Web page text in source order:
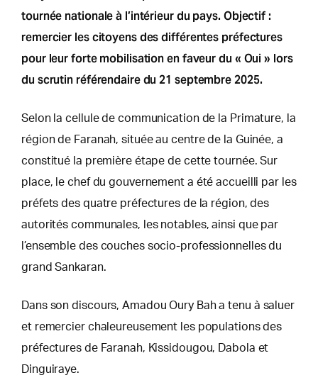
tournée nationale à l’intérieur du pays. Objectif :
remercier les citoyens des différentes préfectures
pour leur forte mobilisation en faveur du « Oui » lors
du scrutin référendaire du 21 septembre 2025.
Selon la cellule de communication de la Primature, la
région de Faranah, située au centre de la Guinée, a
constitué la première étape de cette tournée. Sur
place, le chef du gouvernement a été accueilli par les
préfets des quatre préfectures de la région, des
autorités communales, les notables, ainsi que par
l’ensemble des couches socio-professionnelles du
grand Sankaran.
Dans son discours, Amadou Oury Bah a tenu à saluer
et remercier chaleureusement les populations des
préfectures de Faranah, Kissidougou, Dabola et
Dinguiraye.